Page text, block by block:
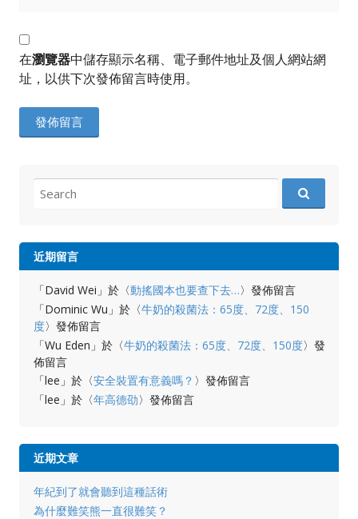
在瀏覽器中儲存顯示名稱、電子郵件地址及個人網站網
址，以供下次發佈留言時使用。
for:
近期留言
「David Wei 」於〈動搖國本也要查下去…〉發佈留言
「Dominic Wu 」於〈牛奶的殺菌法：65度、72度、150
度〉發佈留言
「Wu Eden 」於〈牛奶的殺菌法：65度、72度、150度〉發
佈留言
「lee 」於〈安全裝置有意義嗎？ 〉發佈留言
「lee 」於〈年高德劭〉發佈留言
近期文章
年紀到了就會聽到這種話術
為什麼難笑熊一直很難笑？